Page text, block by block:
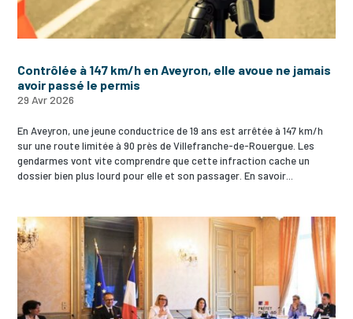
Contrôlée à 147 km/h en Aveyron, elle avoue ne jamais
avoir passé le permis
29 Avr 2026
En Aveyron, une jeune conductrice de 19 ans est arrêtée à 147 km/h
sur une route limitée à 90 près de Villefranche-de-Rouergue. Les
gendarmes vont vite comprendre que cette infraction cache un
dossier bien plus lourd pour elle et son passager. En savoir...